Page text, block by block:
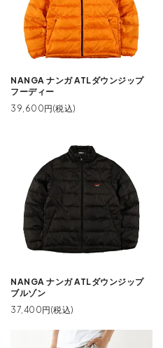
NANGA ナンガ ATLダウンジップ
フーディー
39,600円(税込)
NANGA ナンガ ATLダウンジップ
ブルゾン
37,400円(税込)